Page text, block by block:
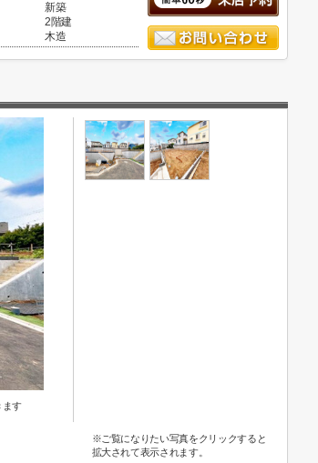
新築
2階建
木造
ます
※ご覧になりたい写真をクリックすると
拡大されて表示されます。